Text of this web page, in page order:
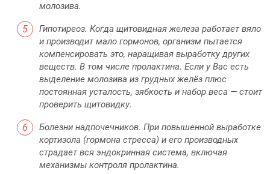
молозива.
Гипотиреоз. Когда щитовидная железа работает вяло
и производит мало гормонов, организм пытается
компенсировать это, наращивая выработку других
веществ. В том числе пролактина. Если у Вас есть
выделение молозива из грудных желёз плюс
постоянная усталость, зябкость и набор веса — стоит
проверить щитовидку.
Болезни надпочечников. При повышенной выработке
кортизола (гормона стресса) и его производных
страдает вся эндокринная система, включая
механизмы контроля пролактина.